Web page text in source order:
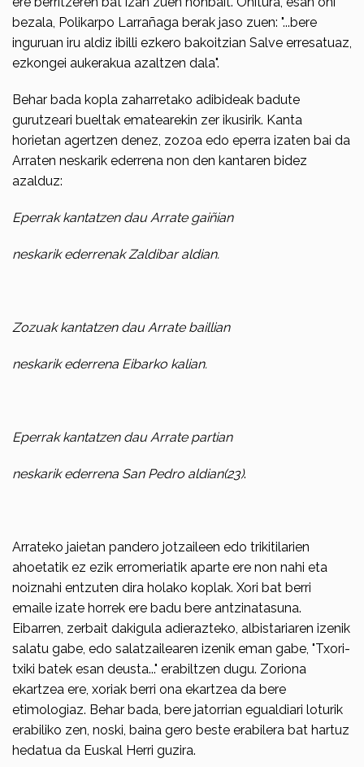
beza­la, Polikarpo Larrañaga berak jaso zuen: "...bere
inguruan iru aldiz ibilli ezkero bakoitzian Salve erresatuaz,
ezkongei aukerakua azaltzen dala".
Behar bada kopla zaharretako adibideak badute
gurutzeari bueltak ematearekin zer ikusirik. Kanta
horietan agertzen denez, zozoa edo eperra izaten bai da
Arraten neskarik ederrena non den kantaren bidez
azalduz:
Eperrak kantatzen dau Arrate gaiñian
neskarik ederrenak Zaldibar aldian.
Zozuak kantatzen dau Arrate baillian
neskarik ederrena Eibarko kalian.
Eperrak kantatzen dau Arrate partian
neskarik ederrena San Pedro aldian(23).
Arrateko jaietan pandero jotzaileen edo trikitilarien
ahoetatik ez ezik errome­riatik aparte ere non nahi eta
noiz­nahi entzuten dira holako koplak. Xori bat berri
emaile izate horrek ere badu bere antzinatasuna.
Eibarren, zerbait dakigu­la adierazteko, albistariaren izenik
salatu gabe, edo salat­zailearen izenik eman gabe, "Txori-
txiki batek esan deusta..." erabiltzen dugu. Zoriona
ekartzea ere, xoriak berri ona ekartzea da bere
etimologiaz. Behar bada, bere jatorrian egual­diari loturik
erabiliko zen, noski, baina gero beste erabilera bat hartuz
heda­tua da Euskal Herri guzira.